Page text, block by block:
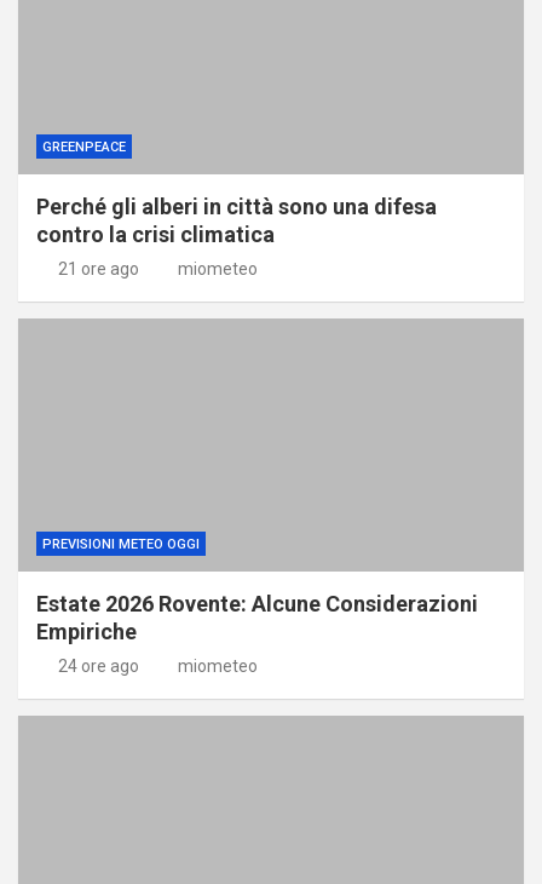
GREENPEACE
Perché gli alberi in città sono una difesa
contro la crisi climatica
21 ore ago miometeo
PREVISIONI METEO OGGI
Estate 2026 Rovente: Alcune Considerazioni
Empiriche
24 ore ago miometeo